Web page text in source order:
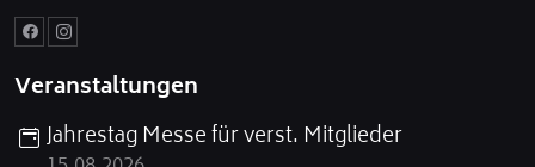
Veranstaltungen
Jahrestag Messe für verst. Mitglieder